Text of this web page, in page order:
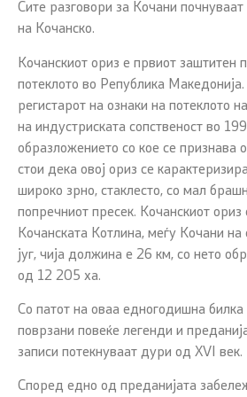
Сите разговори за Кочани
на Кочанско.
Кочанскиот ориз е првиот заштитен
потеклото во Република
регистарот на ознаки на потеклото
на индустриската сопственост во
образложението со кое се признава
стои дека овој ориз се
широко зрно, стаклесто, со мал
попречниот пресек. Кочанскиот
Кочанската Котлина, меѓу Кочани
југ, чија должина е 26 км, со нето
од 12 205 ха.
Со патот на оваа едногодишна
поврзани повеќе легенди и
записи потекнуваат дури од XVI век.
Според едно од преданијата